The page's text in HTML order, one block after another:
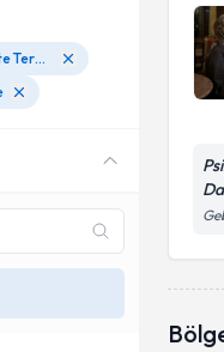
EMDR Avrupa Akredite Terapisti